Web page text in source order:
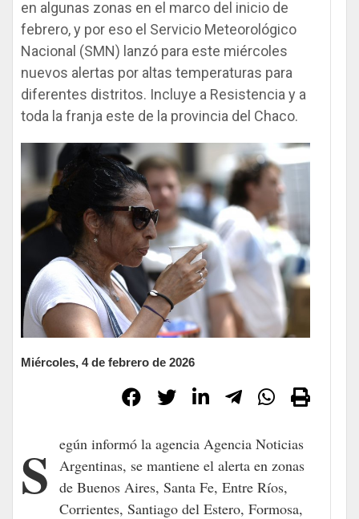
en algunas zonas en el marco del inicio de
febrero, y por eso el Servicio Meteorológico
Nacional (SMN) lanzó para este miércoles
nuevos alertas por altas temperaturas para
diferentes distritos. Incluye a Resistencia y a
toda la franja este de la provincia del Chaco.
Miércoles, 4 de febrero de 2026
Según informó la agencia Agencia Noticias
Argentinas, se mantiene el alerta en zonas
de Buenos Aires, Santa Fe, Entre Ríos,
Corrientes, Santiago del Estero, Formosa,